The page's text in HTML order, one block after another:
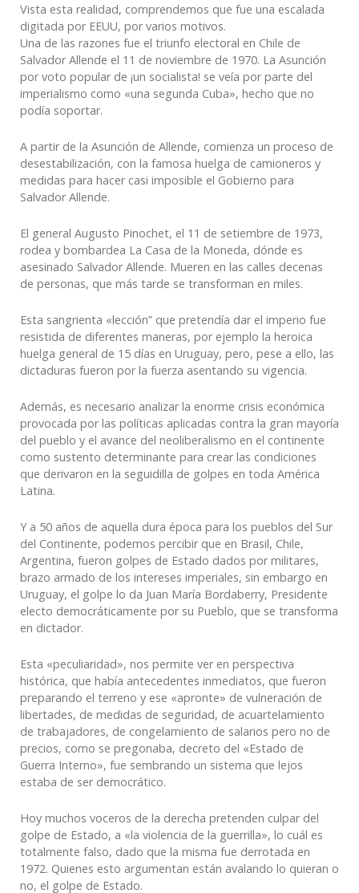
Vista esta realidad, comprendemos que fue una escalada
digitada por EEUU, por varios motivos.
Una de las razones fue el triunfo electoral en Chile de
Salvador Allende el 11 de noviembre de 1970. La Asunción
por voto popular de ¡un socialista! se veía por parte del
imperialismo como «una segunda Cuba», hecho que no
podía soportar.
A partir de la Asunción de Allende, comienza un proceso de
desestabilización, con la famosa huelga de camioneros y
medidas para hacer casi imposible el Gobierno para
Salvador Allende.
El general Augusto Pinochet, el 11 de setiembre de 1973,
rodea y bombardea La Casa de la Moneda, dónde es
asesinado Salvador Allende. Mueren en las calles decenas
de personas, que más tarde se transforman en miles.
Esta sangrienta «lección” que pretendía dar el imperio fue
resistida de diferentes maneras, por ejemplo la heroica
huelga general de 15 días en Uruguay, pero, pese a ello, las
dictaduras fueron por la fuerza asentando su vigencia.
Además, es necesario analizar la enorme crisis económica
provocada por las políticas aplicadas contra la gran mayoría
del pueblo y el avance del neoliberalismo en el continente
como sustento determinante para crear las condiciones
que derivaron en la seguidilla de golpes en toda América
Latina.
Y a 50 años de aquella dura época para los pueblos del Sur
del Continente, podemos percibir que en Brasil, Chile,
Argentina, fueron golpes de Estado dados por militares,
brazo armado de los intereses imperiales, sin embargo en
Uruguay, el golpe lo da Juan María Bordaberry, Presidente
electo democráticamente por su Pueblo, que se transforma
en dictador.
Esta «peculiaridad», nos permite ver en perspectiva
histórica, que había antecedentes inmediatos, que fueron
preparando el terreno y ese «apronte» de vulneración de
libertades, de medidas de seguridad, de acuartelamiento
de trabajadores, de congelamiento de salarios pero no de
precios, como se pregonaba, decreto del «Estado de
Guerra Interno», fue sembrando un sistema que lejos
estaba de ser democrático.
Hoy muchos voceros de la derecha pretenden culpar del
golpe de Estado, a «la violencia de la guerrilla», lo cuál es
totalmente falso, dado que la misma fue derrotada en
1972. Quienes esto argumentan están avalando lo quieran o
no, el golpe de Estado.